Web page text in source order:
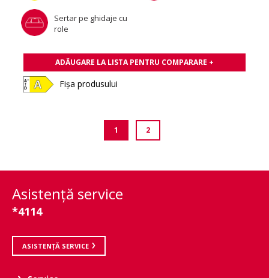
Sertar pe ghidaje cu
role
ADĂUGARE LA LISTA PENTRU COMPARARE +
Fișa produsului
1 2
Asistenţă service
*4114
ASISTENȚĂ SERVICE